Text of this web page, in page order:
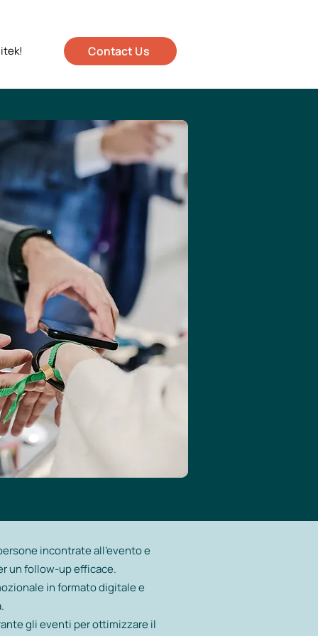
Contact Us
incontrate all'evento e
un follow-up efficace.​​
in formato digitale e
gli eventi per ottimizzare il